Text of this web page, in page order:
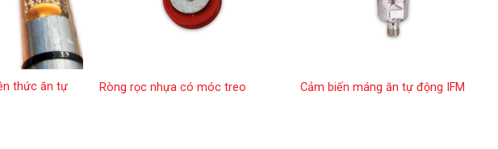
thức ăn tự
Ròng rọc nhựa có móc treo Cảm biến máng ăn tự động IFM